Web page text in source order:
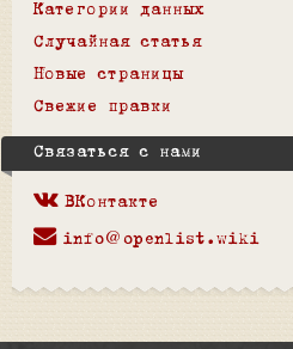
Категории данных
Случайная статья
Новые страницы
Свежие правки
Связаться с нами
ВКонтакте
info@openlist.wiki